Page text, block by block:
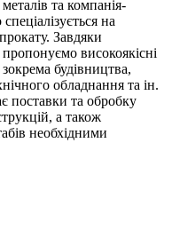
та компанія-
на
Завдяки
високоякісні
будівництва,
обладнання та ін.
поставки та обробку
а також
необхідними